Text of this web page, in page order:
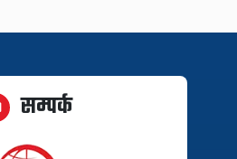
सम्पर्क